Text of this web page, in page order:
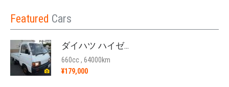
Featured Cars
ダイハツ ハイゼットトラック '1992
660cc , 64000km
¥179,000